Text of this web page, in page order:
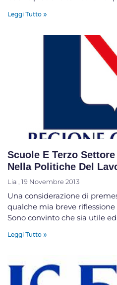
Leggi Tutto »
Scuole E Terzo
Nella Politiche Del
Lia 19 Novembre 2013
Una considerazione di
qualche mia breve riflessione
Sono convinto che sia utile ed
Leggi Tutto »